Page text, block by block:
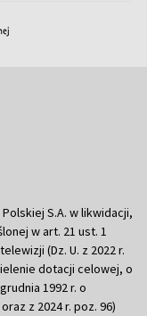
S.A. w likwidacji,
w art. 21 ust. 1
(Dz. U. z 2022 r.
dotacji celowej, o
1992 r. o
z 2024 r. poz. 96)